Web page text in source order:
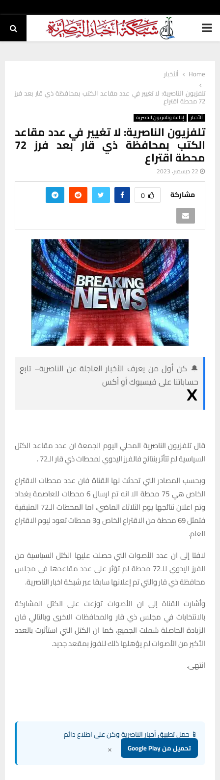
PRIMARY
Home
ألأخبار
تلفزيون الناصرية: لا تغيير في عدد مقاعد الكتب بمحافظة ذي قار بعد فرز
72 محطة اقتراع
ألأخبار إذاعة وتلفزيون الناصرية
تلفزيون الناصرية: لا تغيير في عدد مقاعد
الكتب بمحافظة ذي قار بعد فرز 72
محطة اقتراع
22 ديسمبر، 2023
مشاركة 0
🔔 كن أول من يعرف الأخبار العاجلة عن الناصرية– تابع
حساباتنا على فيسبوك أو أكس
قال تلفزيون الناصرية المحلي اليوم الجمعة ان عدد مقاعد الكتل
السياسية لم تتأثر بنتائج فالفرز اليدوي لمحطات ذي قار الـ72 .
وبحسب المصادر التي تحدثت لها القناة فان عدد محطات الاقتراع
الخاص هي 75 محطة الا انه تم ارسال 6 محطات للعاصمة بغداد
وتم اعلان نتائجها يوم الثلاثاء الماضي، اما المحطات الـ72 المتبقية
فتمثل 69 محطة من الاقتراع الخاص و3 محطات تعود ليوم الاقتراع
العام.
لافتا إلى ان عدد الأصوات التي حصلت عليها الكتل السياسية من
الفرز اليدوي للـ72 محطة لم تؤثر على عدد مقاعدها في مجلس
محافظة ذي قار والتي تم إعلانها سابقا عبر شبكة اخبار الناصرية.
وأشارت القناة إلى ان الأصوات توزعت على الكتل المشاركة
بالانتخابات في مجلس ذي قار والمحافظات الاخرى وبالتالي فان
الزيادة الحاصلة شملت الجميع، كما ان الكتل التي استأثرت بالعدد
الأكبر من الأصوات لم يؤهلها ذلك للفوز بمقعد جديد.
انتهى.
📱 حمل تطبيق أخبار الناصرية وكن على اطلاع دائم
تحميل من Google Play ×